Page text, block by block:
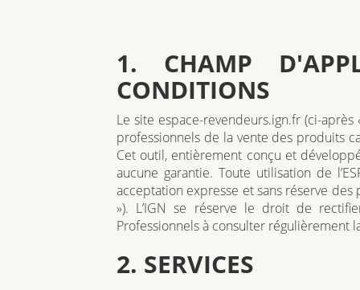
1. CHAMP
CONDITIONS
Le site espace-revendeurs.ign.fr (ci-après
professionnels de la vente des produits
Cet outil, entièrement conçu et
aucune garantie. Toute utilisation de
acceptation expresse et sans réserve des
»). L’IGN se réserve le droit de
Professionnels à consulter régulièrement
2. SERVICES